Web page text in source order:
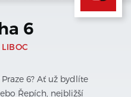
6
6? Ať už bydlíte
Řepích, nejbližší